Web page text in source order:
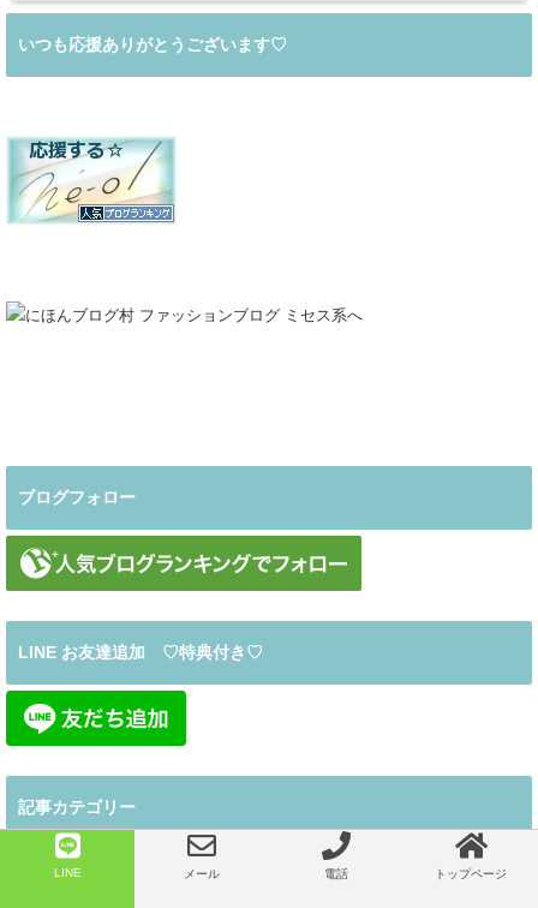
いつも応援ありがとうございます♡
ブログフォロー
LINE お友達追加 ♡特典付き♡
記事カテゴリー
♡ご挨拶とお知らせ等
LINE メール 電話 トップページ